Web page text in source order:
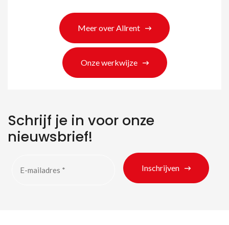
Meer over Allrent
Onze werkwijze
Schrijf je in voor onze
nieuwsbrief!
Inschrijven